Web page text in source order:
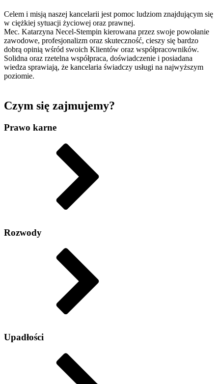
Celem i misją naszej kancelarii jest pomoc ludziom znajdującym się
w ciężkiej sytuacji życiowej oraz prawnej.
Mec. Katarzyna Necel-Stempin kierowana przez swoje powołanie
zawodowe, profesjonalizm oraz skuteczność, cieszy się bardzo
dobrą opinią wśród swoich Klientów oraz współpracowników.
Solidna oraz rzetelna współpraca, doświadczenie i posiadana
wiedza sprawiają, że kancelaria świadczy usługi na najwyższym
poziomie.
Czym się zajmujemy?
Prawo karne
Rozwody
Upadłości